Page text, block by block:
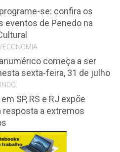
se: confira os
eventos de Penedo na
ECONOMIA
começa a ser
sexta-feira, 31 de julho
SP, RS e RJ expõe
resposta a extremos